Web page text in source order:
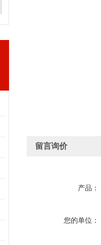
留言询价
产品：
您的单位：